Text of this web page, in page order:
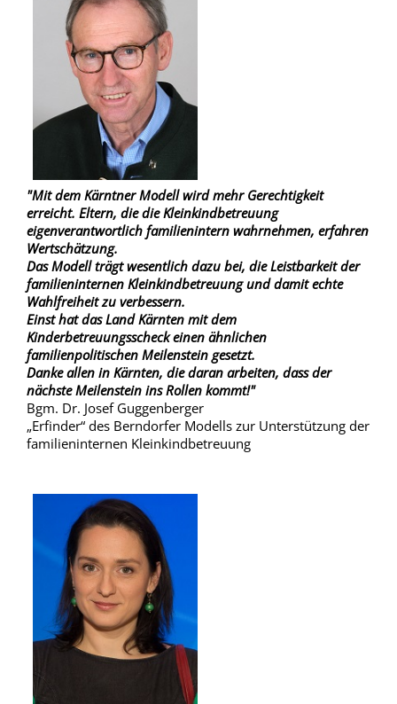
"Mit dem Kärntner Modell wird mehr Gerechtigkeit
erreicht. Eltern, die die Kleinkindbetreuung
eigenverantwortlich familienintern wahrnehmen, erfahren
Wertschätzung.
Das Modell trägt wesentlich dazu bei, die Leistbarkeit der
familieninternen Kleinkindbetreuung und damit echte
Wahlfreiheit zu verbessern.
Einst hat das Land Kärnten mit dem
Kinderbetreuungsscheck einen ähnlichen
familienpolitischen Meilenstein gesetzt.
Danke allen in Kärnten, die daran arbeiten, dass der
nächste Meilenstein ins Rollen kommt!"
Bgm. Dr. Josef Guggenberger
„Erfinder“ des Berndorfer Modells zur Unterstützung der
familieninternen Kleinkindbetreuung